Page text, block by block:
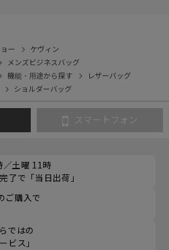
ー
ケヴィン
メンズビジネスバッグ
機能・用途から探す
レザーバッグ
ショルダーバッグ
スマートフォン
／土曜 11時
了で「当日出荷」
ご購入で
ではの
ビス」